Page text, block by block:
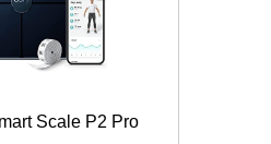
Scale P2 Pro